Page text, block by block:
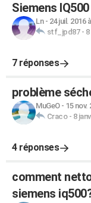
Siemens IQ500
Ln- 24 juil. 2016
stf_jpd87-
7 réponses
problème
MuGeO- 15 nov.
Craco- 8
4 réponses
comment
siemens